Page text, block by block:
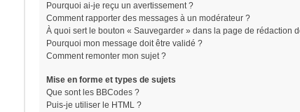
Pourquoi ai-je reçu un avertissement ?
Comment rapporter des messages à un modérateur ?
À quoi sert le bouton « Sauvegarder » dans la page de rédaction
Pourquoi mon message doit être validé ?
Comment remonter mon sujet ?
Mise en forme et types de sujets
Que sont les BBCodes ?
Puis-je utiliser le HTML ?